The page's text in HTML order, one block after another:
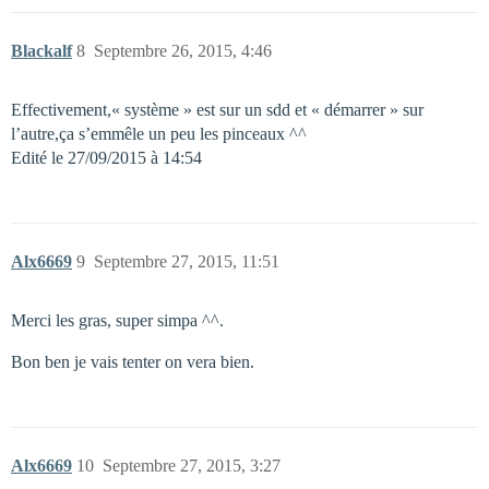
Blackalf Septembre 26, 2015, 4:46
8
Effectivement,« système » est sur un sdd et « démarrer » sur
l’autre,ça s’emmêle un peu les pinceaux ^^
Edité le 27/09/2015 à 14:54
Alx6669 Septembre 27, 2015, 11:51
9
Merci les gras, super simpa ^^.
Bon ben je vais tenter on vera bien.
Alx6669 Septembre 27, 2015, 3:27
10